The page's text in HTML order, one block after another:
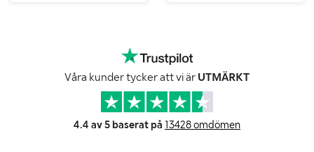
Våra kunder tycker att vi är UTMÄRKT
4.4 av 5 baserat på 13428 omdömen